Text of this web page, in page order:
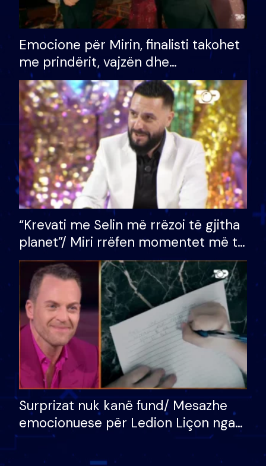
Emocione për Mirin, finalisti takohet
me prindërit, vajzën dhe
bashkëshorten: S’kemi ndonjë letër
divorci apo jo?
“Krevati me Selin më rrëzoi të gjitha
planet”/ Miri rrëfen momentet më të
bukura në shtëpinë e BB VIP: Do më
mungojë zilja e mëngjesit kur…
Surprizat nuk kanë fund/ Mesazhe
emocionuese për Ledion Liçon nga
nëna dhe fëmijët e tij, moderatori
nuk i mban dot lotët: Nuk meritoj…